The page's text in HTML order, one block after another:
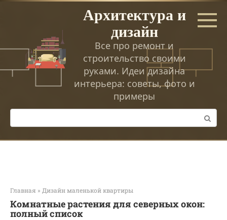
Перейти
Архитектура и
дизайн
Все про ремонт и
строительство своими
руками. Идеи дизайна
интерьера: советы, фото и
примеры
Поиск:
Главная » Дизайн маленькой квартиры
Комнатные растения для северных окон:
полный список